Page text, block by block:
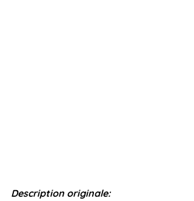
Description originale: